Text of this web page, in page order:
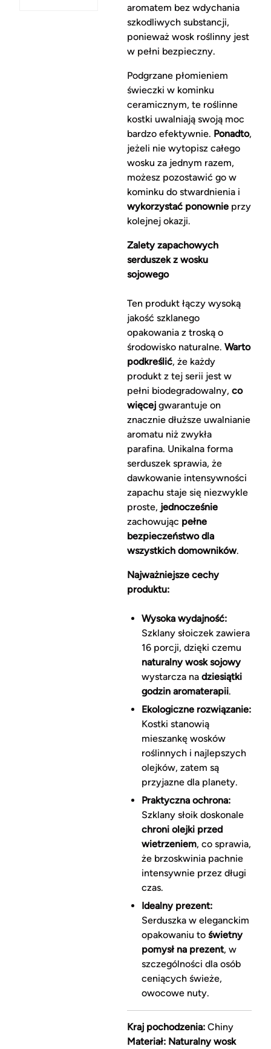
aromatem bez wdychania
szkodliwych substancji,
ponieważ wosk roślinny jest
w pełni bezpieczny.
Podgrzane płomieniem
świeczki w kominku
ceramicznym, te roślinne
kostki uwalniają swoją moc
bardzo efektywnie. Ponadto,
jeżeli nie wytopisz całego
wosku za jednym razem,
możesz pozostawić go w
kominku do stwardnienia i
wykorzystać ponownieprzy
kolejnej okazji.
Zalety zapachowych
serduszek z wosku
sojowego
Ten produkt łączy wysoką
jakość szklanego
opakowania z troską o
środowisko naturalne. Warto
podkreślić, że każdy
produkt z tej serii jest w
pełni biodegradowalny, co
więcejgwarantuje on
znacznie dłuższe uwalnianie
aromatu niż zwykła
parafina. Unikalna forma
serduszek sprawia, że
dawkowanie intensywności
zapachu staje się niezwykle
proste, jednocześnie
zachowując pełne
bezpieczeństwo dla
wszystkich domowników.
Najważniejsze cechy
produktu:
Wysoka wydajność:
Szklany słoiczek zawiera
16 porcji, dzięki czemu
naturalny wosk sojowy
wystarcza na dziesiątki
godzin aromaterapii.
Ekologiczne rozwiązanie:
Kostki stanowią
mieszankę wosków
roślinnych i najlepszych
olejków, zatem są
przyjazne dla planety.
Praktyczna ochrona:
Szklany słoik doskonale
chroni olejki przed
wietrzeniem, co sprawia,
że brzoskwinia pachnie
intensywnie przez długi
czas.
Idealny prezent:
Serduszka w eleganckim
opakowaniu to świetny
pomysł na prezent, w
szczególności dla osób
ceniących świeże,
owocowe nuty.
Kraj pochodzenia:Chiny
Materiał: Naturalny wosk